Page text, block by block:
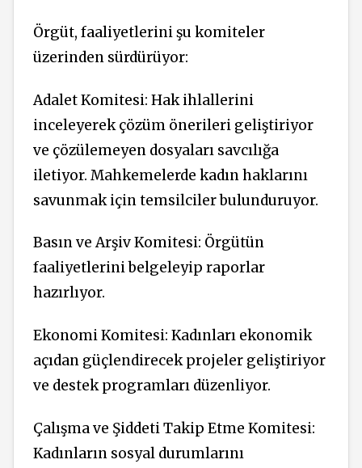
Örgüt, faaliyetlerini şu komiteler
üzerinden sürdürüyor:
Adalet Komitesi: Hak ihlallerini
inceleyerek çözüm önerileri geliştiriyor
ve çözülemeyen dosyaları savcılığa
iletiyor. Mahkemelerde kadın haklarını
savunmak için temsilciler bulunduruyor.
Basın ve Arşiv Komitesi: Örgütün
faaliyetlerini belgeleyip raporlar
hazırlıyor.
Ekonomi Komitesi: Kadınları ekonomik
açıdan güçlendirecek projeler geliştiriyor
ve destek programları düzenliyor.
Çalışma ve Şiddeti Takip Etme Komitesi:
Kadınların sosyal durumlarını